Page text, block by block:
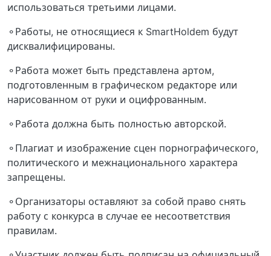
использоваться третьими лицами.
⚬Работы, не относящиеся к SmartHoldem будут
дисквалифицированы.
⚬Работа может быть представлена артом,
подготовленным в графическом редакторе или
нарисованном от руки и оцифрованным.
⚬Работа должна быть полностью авторской.
⚬Плагиат и изображение сцен порнографического,
политического и межнационального характера
запрещены.
⚬Организаторы оставляют за собой право снять
работу с конкурса в случае ее несоответствия
правилам.